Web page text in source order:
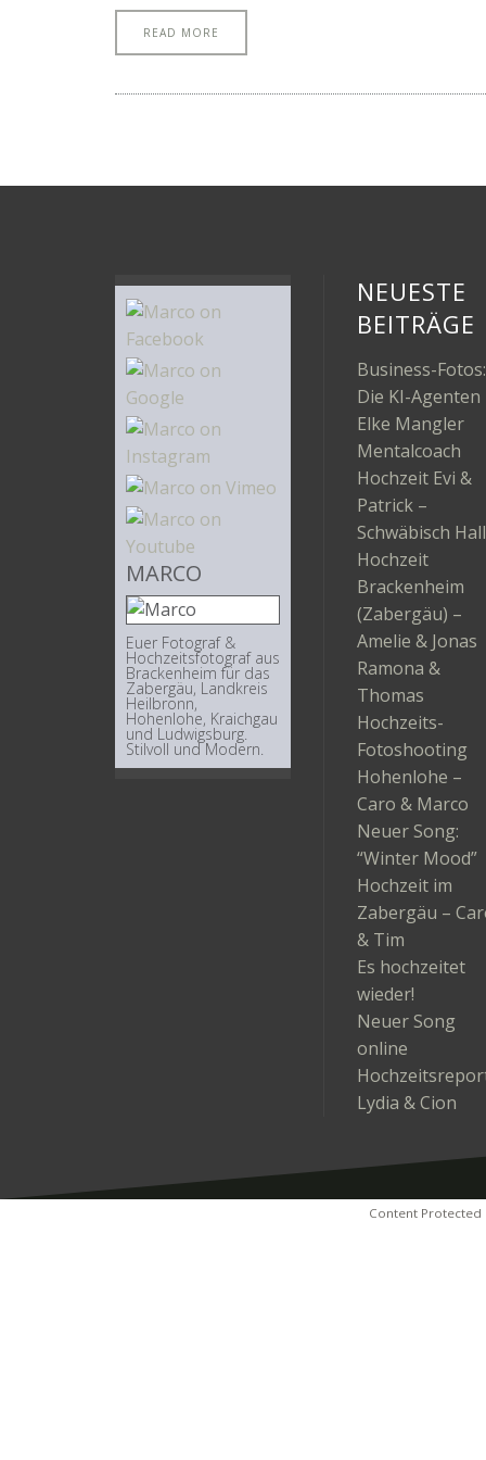
READ MORE
MARCO
Euer Fotograf &
Hochzeitsfotograf aus
Brackenheim für das
Zabergäu, Landkreis
Heilbronn,
Hohenlohe, Kraichgau
und Ludwigsburg.
Stilvoll und Modern.
NEUESTE
BEITRÄGE
Business-Fotos:
Die KI-Agenten
Elke Mangler
Mentalcoach
Hochzeit Evi &
Patrick –
Schwäbisch Hall
Hochzeit
Brackenheim
(Zabergäu) –
Amelie & Jonas
Ramona &
Thomas
Hochzeits-
Fotoshooting
Hohenlohe –
Caro & Marco
Neuer Song:
“Winter Mood”
Hochzeit im
Zabergäu –
& Tim
Es hochzeitet
wieder!
Neuer Song
online
Lydia & Cion
Content Protected